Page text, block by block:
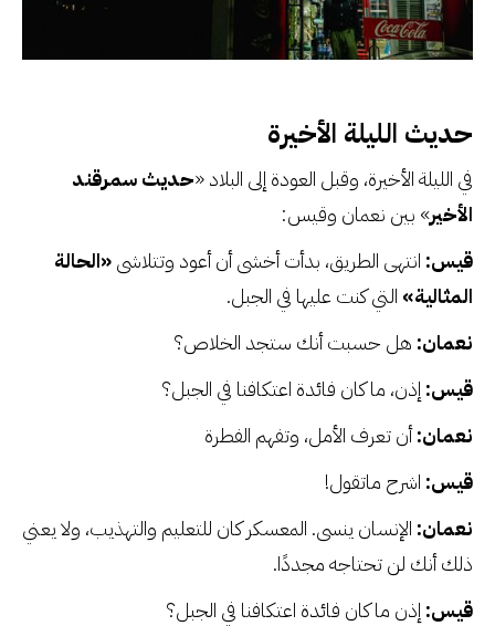
حديث الليلة الأخيرة
في الليلة الأخيرة، وقبل العودة إلى البلاد «حديث سمرقند
الأخير» بين نعمان وقيس:
قيس: انتهى الطريق، بدأت أخشى أن أعود وتتلاشى«الحالة
المثالية» التي كنت عليها في الجبل.
نعمان: هل حسبت أنك ستجد الخلاص؟
قيس: إذن، ما كان فائدة اعتكافنا في الجبل؟
نعمان:أن تعرف الأمل، وتفهم الفطرة
قيس: اشرح ماتقول!
نعمان: الإنسان ينسى. المعسكر كان للتعليم والتهذيب، ولا يعني
ذلك أنك لن تحتاجه مجددًا.
قيس: إذن ما كان فائدة اعتكافنا في الجبل؟